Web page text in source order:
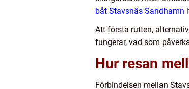
båt Stavsnäs Sandhamn
Att förstå rutten,
fungerar, vad som
Hur resan
Förbindelsen mellan